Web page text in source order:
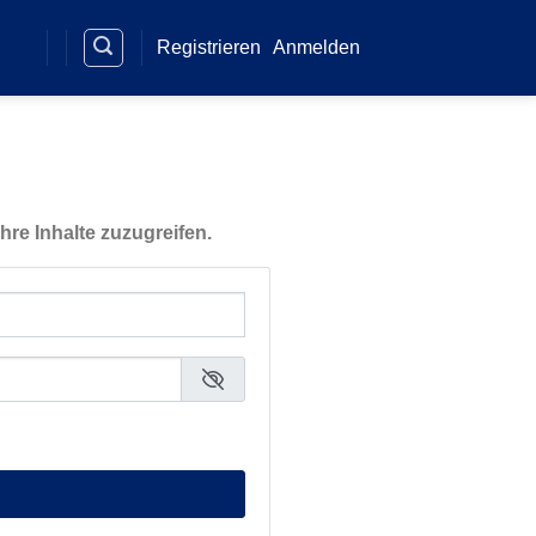
Registrieren Anmelden
Inhalte zuzugreifen.